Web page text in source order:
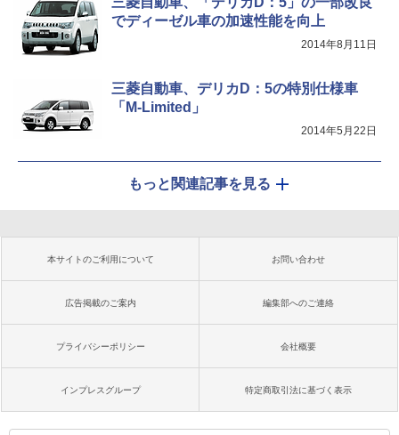
でディーゼル車の加速性能を向上
2014年8月11日
三菱自動車、デリカD：5の特別仕様車
「M-Limited」
2014年5月22日
もっと関連記事を見る
本サイトのご利用について お問い合わせ
広告掲載のご案内 編集部へのご連絡
プライバシーポリシー 会社概要
インプレスグループ 特定商取引法に基づく表示